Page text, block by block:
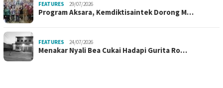
FEATURES 29/07/2026
Program Aksara, Kemdiktisaintek Dorong M…
FEATURES 24/07/2026
Menakar Nyali Bea Cukai Hadapi Gurita Ro…